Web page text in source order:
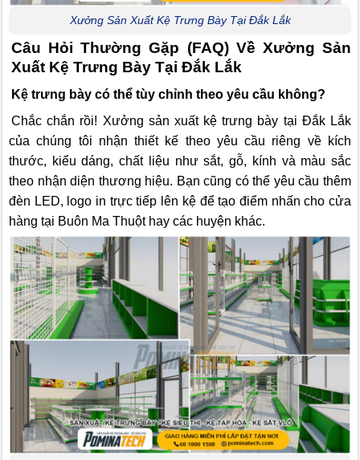
Xưởng Sản Xuất Kệ Trưng Bày Tại Đắk Lắk
Câu Hỏi Thường Gặp (FAQ) Về Xưởng Sản
Xuất Kệ Trưng Bày Tại Đắk Lắk
Kệ trưng bày có thể tùy chỉnh theo yêu cầu không?
Chắc chắn rồi! Xưởng sản xuất kệ trưng bày tại Đắk Lắk
của chúng tôi nhận thiết kế theo yêu cầu riêng về kích
thước, kiểu dáng, chất liệu như sắt, gỗ, kính và màu sắc
theo nhận diện thương hiệu. Bạn cũng có thể yêu cầu thêm
đèn LED, logo in trực tiếp lên kệ để tạo điểm nhấn cho cửa
hàng tại Buôn Ma Thuột hay các huyện khác.